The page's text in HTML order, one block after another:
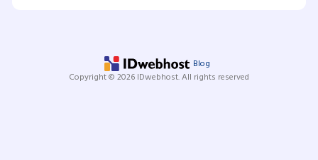
Blog
Copyright © 2026 IDwebhost. All rights reserved